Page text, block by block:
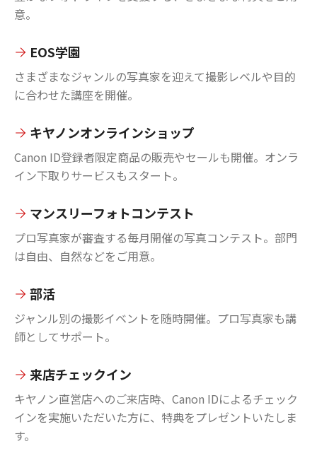
意。
EOS学園
さまざまなジャンルの写真家を迎えて撮影レベルや目的
に合わせた講座を開催。
キヤノンオンラインショップ
Canon ID登録者限定商品の販売やセールも開催。オンラ
イン下取りサービスもスタート。
マンスリーフォトコンテスト
プロ写真家が審査する毎月開催の写真コンテスト。部門
は自由、自然などをご用意。
部活
ジャンル別の撮影イベントを随時開催。プロ写真家も講
師としてサポート。
来店チェックイン
キヤノン直営店へのご来店時、Canon IDによるチェック
インを実施いただいた方に、特典をプレゼントいたしま
す。